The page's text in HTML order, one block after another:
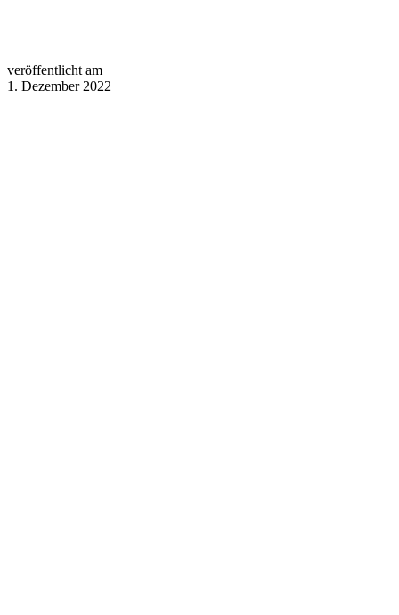
veröffentlicht am
1. Dezember 2022